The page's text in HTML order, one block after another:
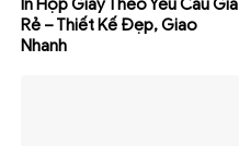
Rẻ – Thiết Kế Đẹp, Giao
Nhanh